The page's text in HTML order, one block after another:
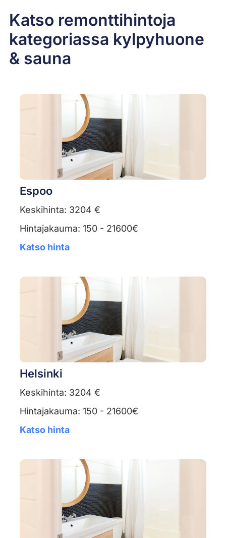
Katso remonttihintoja
kategoriassa kylpyhuone
& sauna
Espoo
Keskihinta: 3204 €
Hintajakauma: 150 - 21600€
Katso hinta
Helsinki
Keskihinta: 3204 €
Hintajakauma: 150 - 21600€
Katso hinta